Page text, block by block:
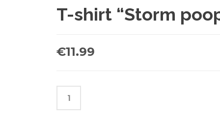
T-shirt “Storm
€11.99